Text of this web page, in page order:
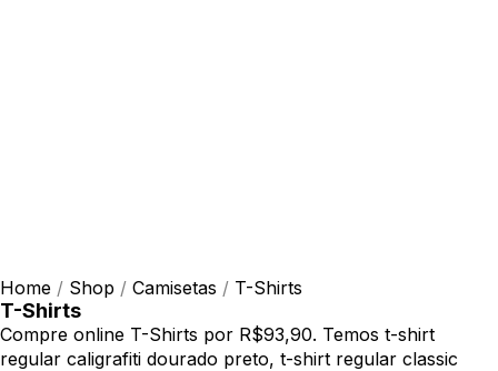
Home / Shop / Camisetas / T-Shirts
T-Shirts
Compre online T-Shirts por R$93,90. Temos t-shirt
regular caligrafiti dourado preto, t-shirt regular classic